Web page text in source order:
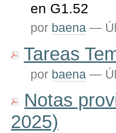
en G1.52
por baena —
Tareas
por baena —
Notas
2025)